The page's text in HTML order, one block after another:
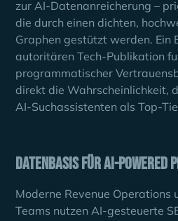
zur AI-Datenanreicherung –
die durch einen dichten,
Graphen gestützt werden. Ein
autoritären Tech-Publikation
programmatischer
direkt die Wahrscheinlichkeit,
AI-Suchassistenten als Top-
Datenbasis für AI-Powered
Moderne Revenue Operations
Teams nutzen AI-gesteuerte